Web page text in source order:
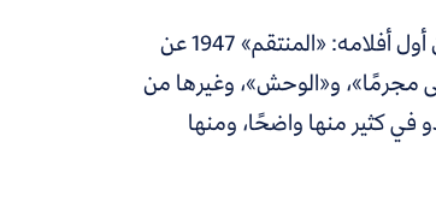
غرام محفوظ بالقصص البوليسية هو الذى قاده أيضًا إلى السينما كاتبًا للسيناريو. وكان أول أفلامه: «المنتقم» 1947 عن
مجرمًا»، و«الوحش»، وغيرها من
في كثير منها واضحًا، ومنها